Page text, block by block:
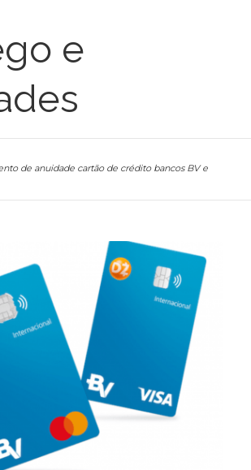
e
de anuidade cartão de crédito bancos BV e